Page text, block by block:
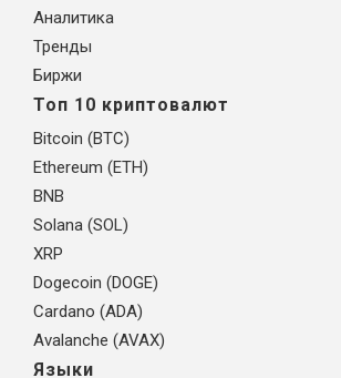
Аналитика
Тренды
Биржи
Топ 10 криптовалют
Bitcoin (BTC)
Ethereum (ETH)
BNB
Solana (SOL)
XRP
Dogecoin (DOGE)
Cardano (ADA)
Avalanche (AVAX)
Языки